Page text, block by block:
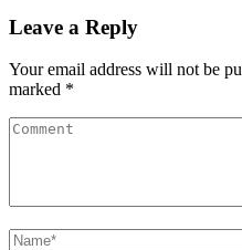
Leave a Reply
Your email address will not be
marked *